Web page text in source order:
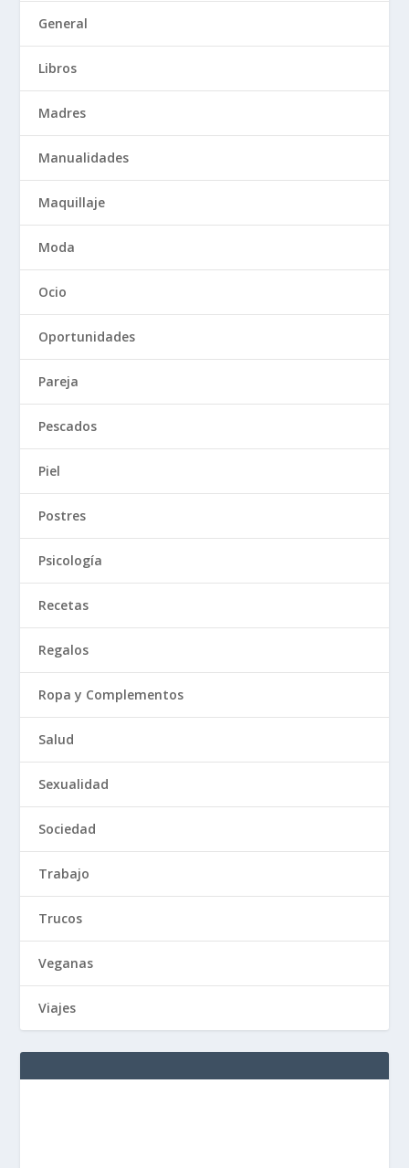
General
Libros
Madres
Manualidades
Maquillaje
Moda
Ocio
Oportunidades
Pareja
Pescados
Piel
Postres
Psicología
Recetas
Regalos
Ropa y Complementos
Salud
Sexualidad
Sociedad
Trabajo
Trucos
Veganas
Viajes